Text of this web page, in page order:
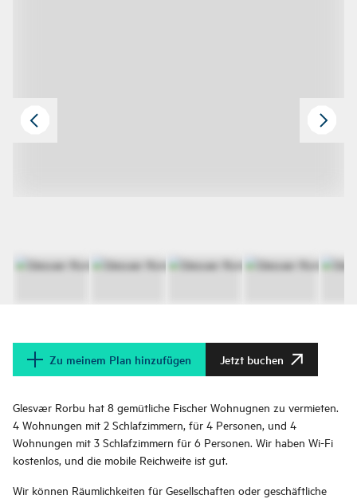
Zu meinem Plan hinzufügen Jetzt buchen
Glesvær Rorbu hat 8 gemütliche Fischer Wohnugnen zu vermieten.
4 Wohnungen mit 2 Schlafzimmern, für 4 Personen, und 4
Wohnungen mit 3 Schlafzimmern für 6 Personen. Wir haben Wi-Fi
kostenlos, und die mobile Reichweite ist gut.
Wir können Räumlichkeiten für Gesellschaften oder geschäftliche